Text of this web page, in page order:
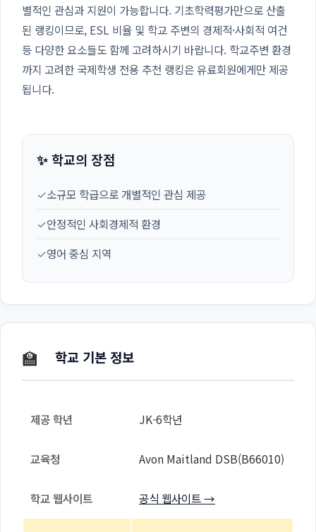
별적인 관심과 지원이 가능합니다. 기초학력평가만으로 산출
된 랭킹이므로, ESL 비율 및 학교 주변의 경제적·사회적 여건
등 다양한 요소들도 함께 고려하시기 바랍니다. 학교주변 환경
까지 고려한 국제학생 전용 추천 랭킹은 유료회원에게만 제공
됩니다.
✨ 학교의 장점
✓소규모 학급으로 개별적인 관심 제공
✓안정적인 사회경제적 환경
✓영어 중심 지역
🏫 학교 기본 정보
제공 학년 JK-6학년
교육청 Avon Maitland DSB(B66010)
학교 웹사이트 공식 웹사이트 →